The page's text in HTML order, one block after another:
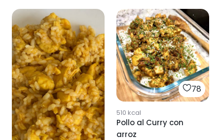
78
510 kcal
Pollo al Curry con
arroz